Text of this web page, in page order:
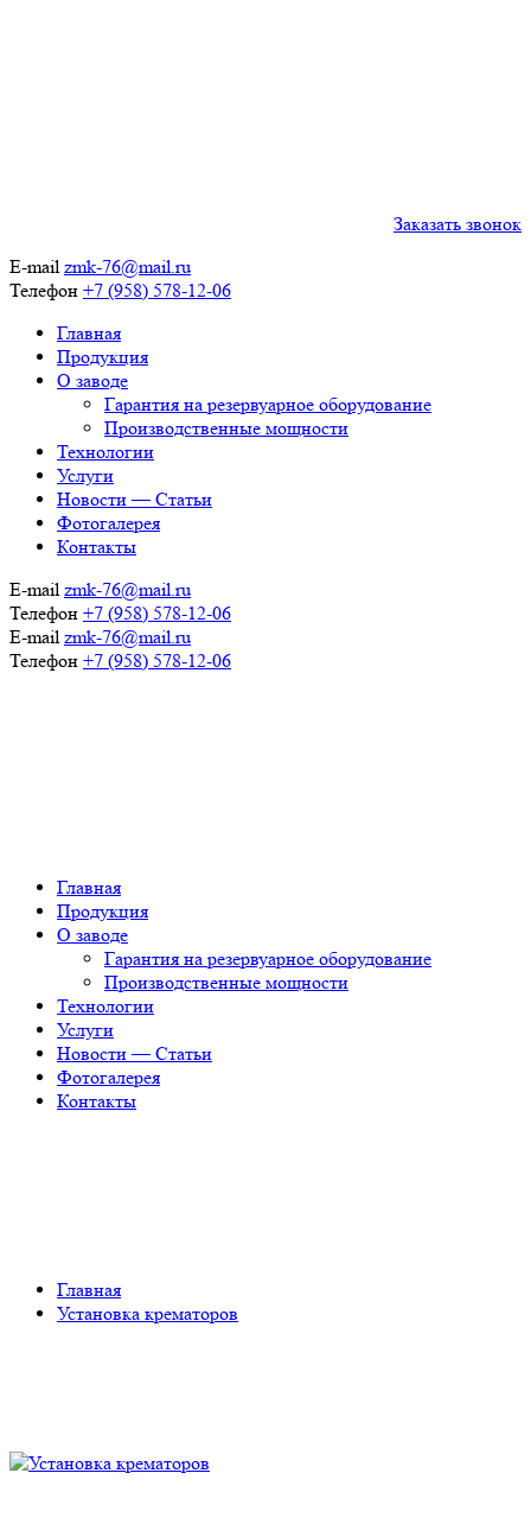
Заказать звонок
E-mail zmk-76@mail.ru
Телефон +7 (958) 578-12-06
Главная
Продукция
О заводе
Гарантия на резервуарное оборудование
Производственные мощности
Технологии
Услуги
Новости — Статьи
Фотогалерея
Контакты
E-mail zmk-76@mail.ru
Телефон +7 (958) 578-12-06
E-mail zmk-76@mail.ru
Телефон +7 (958) 578-12-06
Главная
Продукция
О заводе
Гарантия на резервуарное оборудование
Производственные мощности
Технологии
Услуги
Новости — Статьи
Фотогалерея
Контакты
Главная
Установка крематоров